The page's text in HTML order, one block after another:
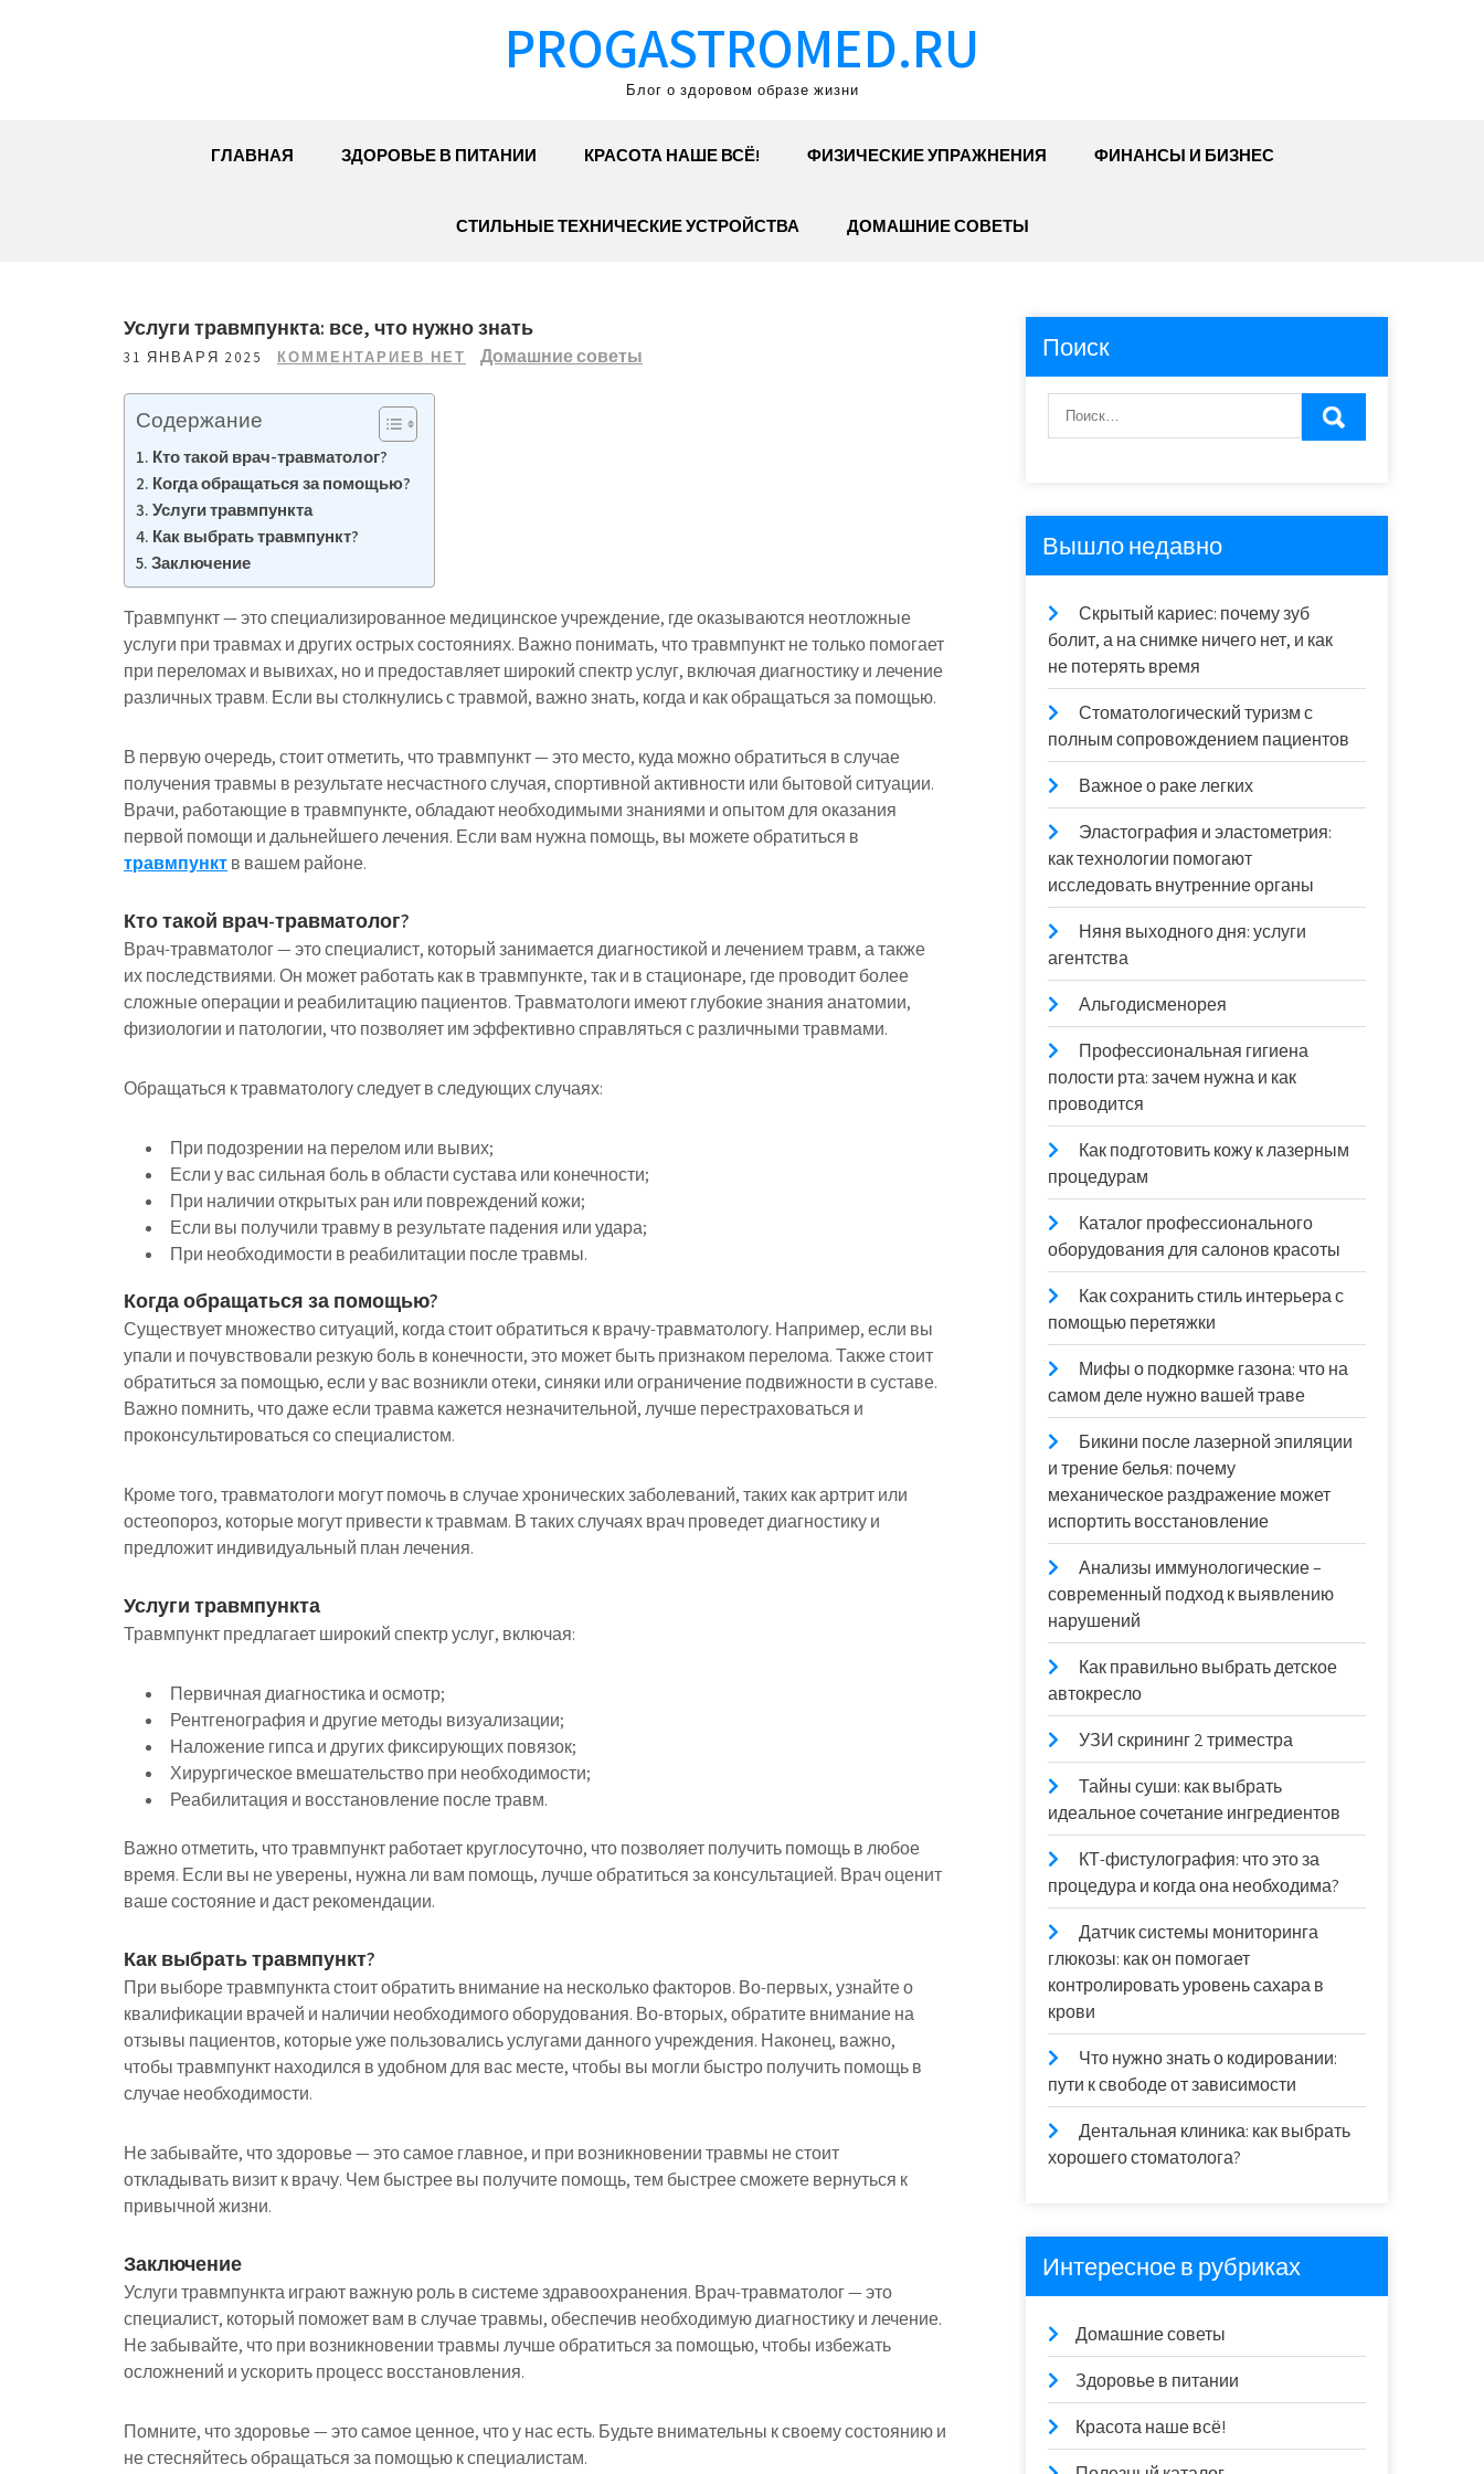
PROGASTROMED.RU
Блог о здоровом образе жизни
ГЛАВНАЯ ЗДОРОВЬЕ В ПИТАНИИ КРАСОТА НАШЕ ВСЁ! ФИЗИЧЕСКИЕ УПРАЖНЕНИЯ ФИНАНСЫ И БИЗНЕС
СТИЛЬНЫЕ ТЕХНИЧЕСКИЕ УСТРОЙСТВА ДОМАШНИЕ СОВЕТЫ
Услуги травмпункта: все, что нужно знать
31 ЯНВАРЯ 2025 КОММЕНТАРИЕВ НЕТ Домашние советы
Содержание
Кто такой врач-травматолог?
Когда обращаться за помощью?
Услуги травмпункта
Как выбрать травмпункт?
Заключение
Травмпункт — это специализированное медицинское учреждение, где оказываются неотложные
услуги при травмах и других острых состояниях. Важно понимать, что травмпункт не только помогает
при переломах и вывихах, но и предоставляет широкий спектр услуг, включая диагностику и лечение
различных травм. Если вы столкнулись с травмой, важно знать, когда и как обращаться за помощью.
В первую очередь, стоит отметить, что травмпункт — это место, куда можно обратиться в случае
получения травмы в результате несчастного случая, спортивной активности или бытовой ситуации.
Врачи, работающие в травмпункте, обладают необходимыми знаниями и опытом для оказания
первой помощи и дальнейшего лечения. Если вам нужна помощь, вы можете обратиться в
травмпунктв вашем районе.
Кто такой врач-травматолог?
Врач-травматолог — это специалист, который занимается диагностикой и лечением травм, а также
их последствиями. Он может работать как в травмпункте, так и в стационаре, где проводит более
сложные операции и реабилитацию пациентов. Травматологи имеют глубокие знания анатомии,
физиологии и патологии, что позволяет им эффективно справляться с различными травмами.
Обращаться к травматологу следует в следующих случаях:
При подозрении на перелом или вывих;
Если у вас сильная боль в области сустава или конечности;
При наличии открытых ран или повреждений кожи;
Если вы получили травму в результате падения или удара;
При необходимости в реабилитации после травмы.
Когда обращаться за помощью?
Существует множество ситуаций, когда стоит обратиться к врачу-травматологу. Например, если вы
упали и почувствовали резкую боль в конечности, это может быть признаком перелома. Также стоит
обратиться за помощью, если у вас возникли отеки, синяки или ограничение подвижности в суставе.
Важно помнить, что даже если травма кажется незначительной, лучше перестраховаться и
проконсультироваться со специалистом.
Кроме того, травматологи могут помочь в случае хронических заболеваний, таких как артрит или
остеопороз, которые могут привести к травмам. В таких случаях врач проведет диагностику и
предложит индивидуальный план лечения.
Услуги травмпункта
Травмпункт предлагает широкий спектр услуг, включая:
Первичная диагностика и осмотр;
Рентгенография и другие методы визуализации;
Наложение гипса и других фиксирующих повязок;
Хирургическое вмешательство при необходимости;
Реабилитация и восстановление после травм.
Важно отметить, что травмпункт работает круглосуточно, что позволяет получить помощь в любое
время. Если вы не уверены, нужна ли вам помощь, лучше обратиться за консультацией. Врач оценит
ваше состояние и даст рекомендации.
Как выбрать травмпункт?
При выборе травмпункта стоит обратить внимание на несколько факторов. Во-первых, узнайте о
квалификации врачей и наличии необходимого оборудования. Во-вторых, обратите внимание на
отзывы пациентов, которые уже пользовались услугами данного учреждения. Наконец, важно,
чтобы травмпункт находился в удобном для вас месте, чтобы вы могли быстро получить помощь в
случае необходимости.
Не забывайте, что здоровье — это самое главное, и при возникновении травмы не стоит
откладывать визит к врачу. Чем быстрее вы получите помощь, тем быстрее сможете вернуться к
привычной жизни.
Заключение
Услуги травмпункта играют важную роль в системе здравоохранения. Врач-травматолог — это
специалист, который поможет вам в случае травмы, обеспечив необходимую диагностику и лечение.
Не забывайте, что при возникновении травмы лучше обратиться за помощью, чтобы избежать
осложнений и ускорить процесс восстановления.
Помните, что здоровье — это самое ценное, что у нас есть. Будьте внимательны к своему состоянию и
не стесняйтесь обращаться за помощью к специалистам.
Поиск
Вышло недавно
Скрытый кариес: почему зуб
болит, а на снимке ничего нет, и как
не потерять время
Стоматологический туризм с
полным сопровождением пациентов
Важное о раке легких
Эластография и эластометрия:
как технологии помогают
исследовать внутренние органы
Няня выходного дня: услуги
агентства
Альгодисменорея
Профессиональная гигиена
полости рта: зачем нужна и как
проводится
Как подготовить кожу к лазерным
процедурам
Каталог профессионального
оборудования для салонов красоты
Как сохранить стиль интерьера с
помощью перетяжки
Мифы о подкормке газона: что на
самом деле нужно вашей траве
Бикини после лазерной эпиляции
и трение белья: почему
механическое раздражение может
испортить восстановление
Анализы иммунологические –
современный подход к выявлению
нарушений
Как правильно выбрать детское
автокресло
УЗИ скрининг 2 триместра
Тайны суши: как выбрать
идеальное сочетание ингредиентов
КТ-фистулография: что это за
процедура и когда она необходима?
Датчик системы мониторинга
глюкозы: как он помогает
контролировать уровень сахара в
крови
Что нужно знать о кодировании:
пути к свободе от зависимости
Дентальная клиника: как выбрать
хорошего стоматолога?
Интересное в рубриках
Домашние советы
Здоровье в питании
Красота наше всё!